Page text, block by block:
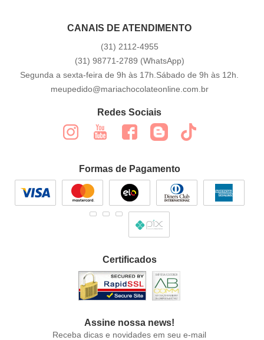
CANAIS DE ATENDIMENTO
(31) 2112-4955
(31) 98771-2789 (WhatsApp)
Segunda a sexta-feira de 9h às 17h.Sábado de 9h às 12h.
meupedido@mariachocolateonline.com.br
Redes Sociais
Formas de Pagamento
Certificados
Assine nossa news!
Receba dicas e novidades em seu e-mail